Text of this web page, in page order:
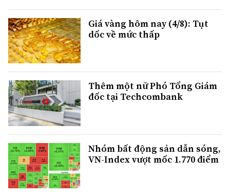
Giá vàng hôm nay (4/8): Tụt
dốc về mức thấp
Thêm một nữ Phó Tổng Giám
đốc tại Techcombank
Nhóm bất động sản dẫn sóng,
VN-Index vượt mốc 1.770 điểm